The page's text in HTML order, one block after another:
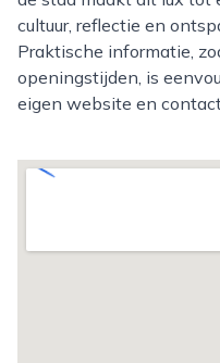
cultuur, reflectie en
Praktische informatie,
openingstijden, is
eigen website en